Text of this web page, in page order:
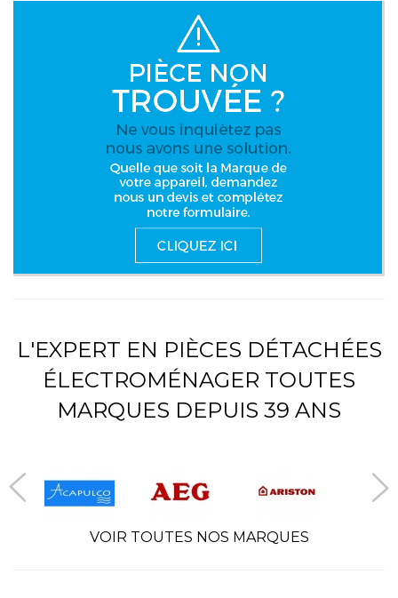
L'EXPERT EN PIÈCES DÉTACHÉES
ÉLECTROMÉNAGER TOUTES
MARQUES DEPUIS 39 ANS
VOIR TOUTES NOS MARQUES